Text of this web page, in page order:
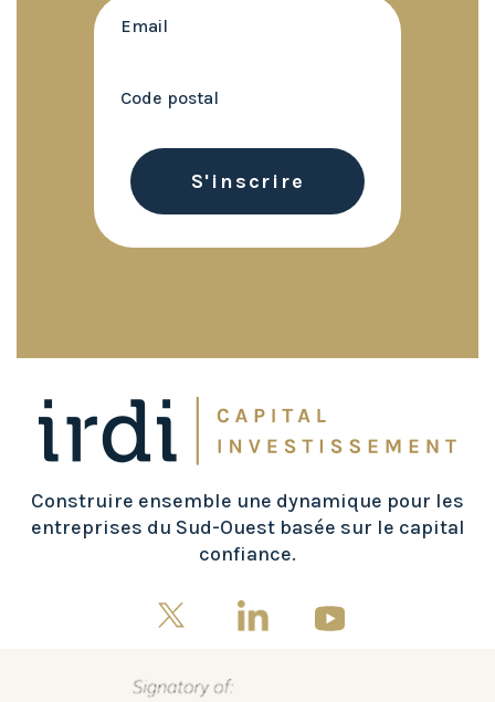
Construire ensemble une dynamique pour les
entreprises du Sud-Ouest basée sur le capital
confiance.